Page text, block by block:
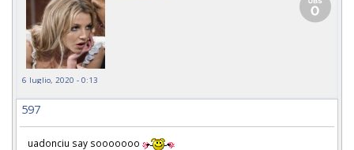
6 luglio, 2020 - 0:13
597
uadonciu say sooooooo